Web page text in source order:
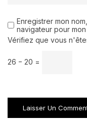
Enregistrer mon
navigateur pour
Vérifiez que vous
26 − 20 =